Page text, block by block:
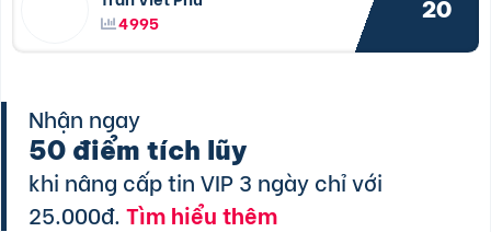
4995
20
Nhận ngay
50 điểm tích lũy
khi nâng cấp tin VIP 3 ngày chỉ với
25.000đ.Tìm hiểu thêm